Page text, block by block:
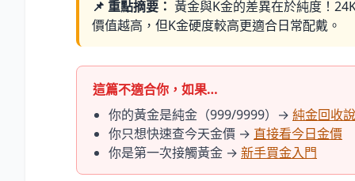
📌 重點摘要： 黃金與K金的差異在於純度！
價值越高，但K金硬度較高更適合日常配戴。
這篇不適合你，如果…
你的黃金是純金（999/9999）→ 純金回收
你只想快速查今天金價 → 直接看今日金價
你是第一次接觸黃金 → 新手買金入門